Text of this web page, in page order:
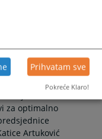
PRAVOSUĐU
za optimalno
Artuković
Prihvatam sve
Pokreće Klaro!